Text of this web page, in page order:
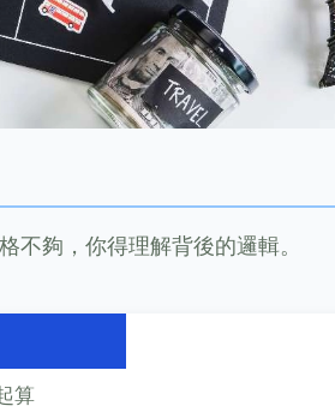
夠，你得理解背後的邏輯。
算